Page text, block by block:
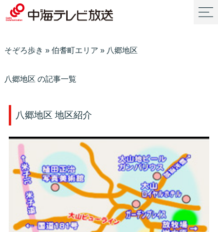
そぞろ歩き » 伯耆町エリア » 八郷地区
八郷地区 の記事一覧
八郷地区 地区紹介